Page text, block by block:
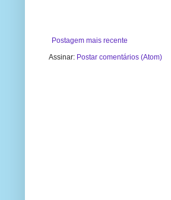
Postagem mais recente
Assinar: Postar comentários (Atom)